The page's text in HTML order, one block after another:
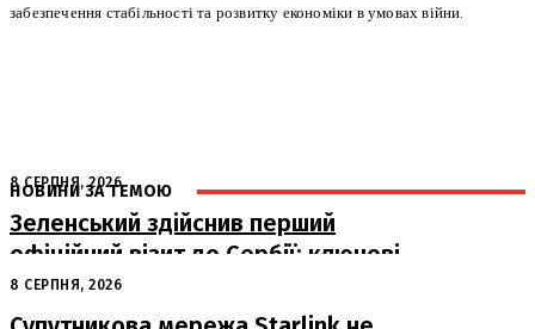
забезпечення стабільності та розвитку економіки в умовах війни.
НОВИНИ ЗА ТЕМОЮ
8 СЕРПНЯ, 2026
Зеленський здійснив перший
офіційний візит до Сербії: ключові
переговори з Вучичем
8 СЕРПНЯ, 2026